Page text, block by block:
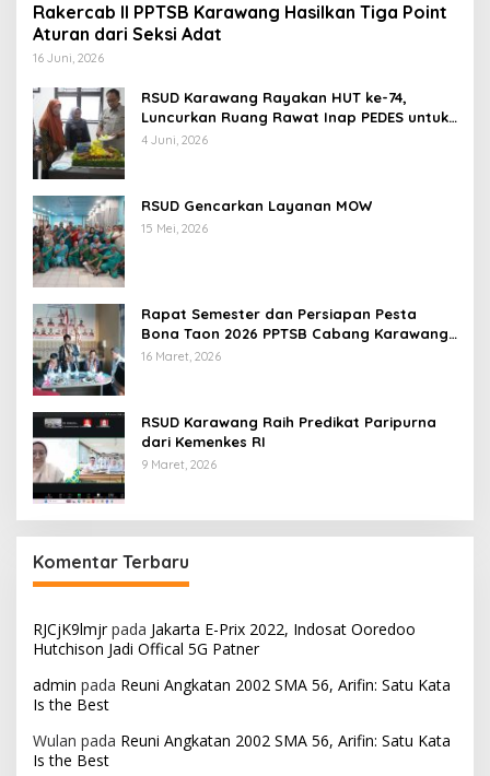
Rakercab II PPTSB Karawang Hasilkan Tiga Point
Aturan dari Seksi Adat
16 Juni, 2026
RSUD Karawang Rayakan HUT ke-74,
Luncurkan Ruang Rawat Inap PEDES untuk
Tingkatkan Pelayanan Kesehatan
4 Juni, 2026
RSUD Gencarkan Layanan MOW
15 Mei, 2026
Rapat Semester dan Persiapan Pesta
Bona Taon 2026 PPTSB Cabang Karawang
Digelar
16 Maret, 2026
RSUD Karawang Raih Predikat Paripurna
dari Kemenkes RI
9 Maret, 2026
Komentar Terbaru
RJCjK9lmjrpada Jakarta E-Prix 2022, Indosat Ooredoo
Hutchison Jadi Offical 5G Patner
admin pada Reuni Angkatan 2002 SMA 56, Arifin: Satu Kata
Is the Best
Wulan pada Reuni Angkatan 2002 SMA 56, Arifin: Satu Kata
Is the Best